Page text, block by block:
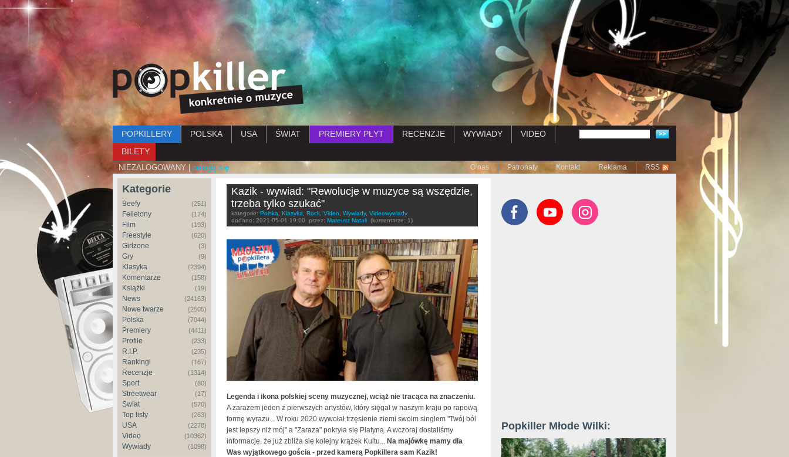
Przejdź do treści
Menu główne
POPKILLERY POLSKA USA ŚWIAT PREMIERY PŁYT RECENZJE WYWIADY
VIDEO
BILETY
NIEZALOGOWANY | zaloguj się Submenu
O nas Patronaty Kontakt Reklama RSS
Kategorie
Beefy (251)
Felietony (174)
Film (193)
Freestyle (620)
Girlzone (3)
Gry (9)
Klasyka (2394)
Komentarze (158)
Książki (19)
News (24163)
Nowe twarze (2505)
Polska (7044)
Premiery (4411)
Profile (233)
R.I.P. (235)
Rankingi (167)
Recenzje (1314)
Sport (80)
Streetwear (17)
Świat (570)
Top listy (263)
USA (2278)
Video (10362)
Wywiady (1098)
Kazik - wywiad: "Rewolucje w muzyce są wszędzie,
trzeba tylko szukać"
kategorie: Polska Klasyka Rock Video Wywiady, Videowywiady
dodano: 2021-05-01 19:00 przez: Mateusz Natali (komentarze: 1)
Legenda i ikona polskiej sceny muzycznej, wciąż nie tracąca na znaczeniu.
A zarazem jeden z pierwszych artystów, który sięgał w naszym kraju po rapową
formę wyrazu... W roku 2020 wywołał trzęsienie ziemi swoim singlem "Twój ból
jest lepszy niż mój" a "Zaraza" pokryła się Platyną. A wczoraj dostaliśmy
informację, że już zbliża się kolejny krążek Kultu... Na majówkę mamy dla
Was wyjątkowego gościa - przed kamerą Popkillera sam Kazik!
Popkiller Młode Wilki: